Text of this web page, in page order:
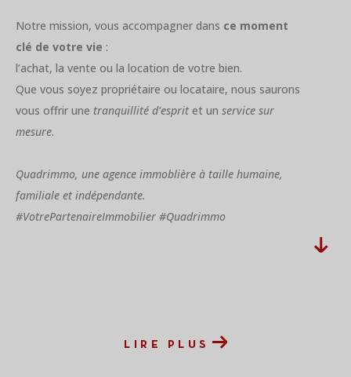
Notre mission, vous accompagner dans ce moment
clé de votre vie :
l’achat, la vente ou la location de votre bien.
Que vous soyez propriétaire ou locataire, nous saurons
vous offrir une tranquillité d'esprit et un service sur
mesure.
Quadrimmo, une agence immoblière à taille humaine,
familiale et indépendante.
#VotrePartenaireImmobilier #Quadrimmo
LIRE PLUS